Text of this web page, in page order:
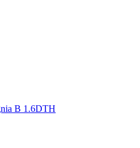
B 1.6DTH